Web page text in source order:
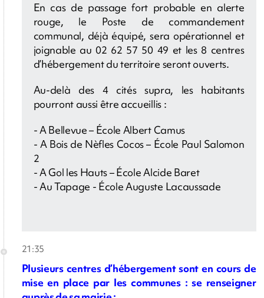
En cas de passage fort probable en alerte
rouge, le Poste de commandement
communal, déjà équipé, sera opérationnel et
joignable au 02 62 57 50 49 et les 8 centres
d’hébergement du territoire seront ouverts.
Au-delà des 4 cités supra, les habitants
pourront aussi être accueillis :
- A Bellevue – École Albert Camus
- A Bois de Nèfles Cocos – École Paul Salomon
2
- A Gol les Hauts – École Alcide Baret
- Au Tapage - École Auguste Lacaussade
21:35
Plusieurs centres d’hébergement sont en cours de
mise en place par les communes : se renseigner